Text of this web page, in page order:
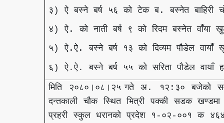
३ )ऐ बस्ने बर्ष ५६ को टेक ब .बस्नेत बाहिरी
४ )ऐ .को नाती बर्ष ९ को रिदम बस्नेत वाँया
५)ऐ .ऐ .बस्ने बर्ष १३ को दिव्यम पौडेल वायाँ
६ )ऐ .ऐ .बस्ने बर्ष ५५ को सरिता पौडेल वायाँ
मिति
२०८०।०८।२५ गते अ . १२ : ३० बजेको
दन्तकाली चौक स्थित भित्री पक्की सडक खण्डमा
प्रहरी स्कुल धरानको प्रदेश १ - ०२ - ००१ क